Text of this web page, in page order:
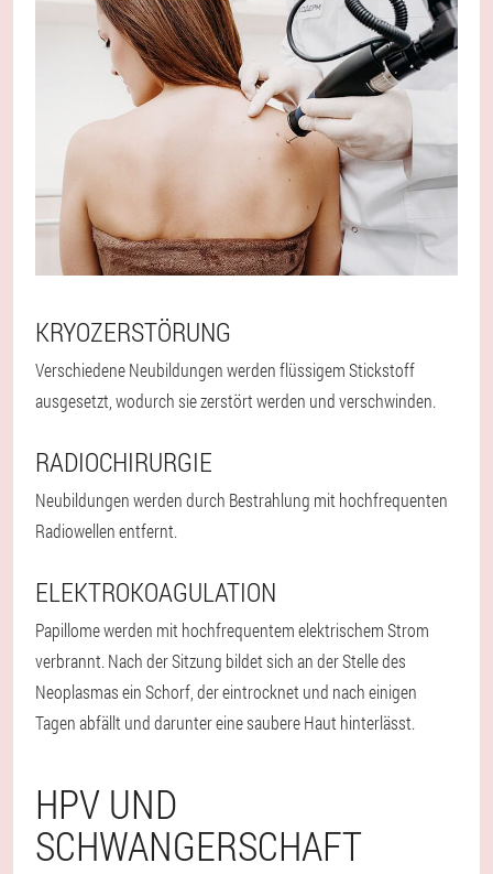
KRYOZERSTÖRUNG
Verschiedene Neubildungen werden flüssigem Stickstoff
ausgesetzt, wodurch sie zerstört werden und verschwinden.
RADIOCHIRURGIE
Neubildungen werden durch Bestrahlung mit hochfrequenten
Radiowellen entfernt.
ELEKTROKOAGULATION
Papillome werden mit hochfrequentem elektrischem Strom
verbrannt. Nach der Sitzung bildet sich an der Stelle des
Neoplasmas ein Schorf, der eintrocknet und nach einigen
Tagen abfällt und darunter eine saubere Haut hinterlässt.
HPV UND
SCHWANGERSCHAFT